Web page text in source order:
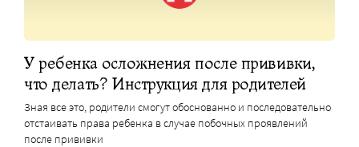
У ребенка осложнения после прививки,
что делать? Инструкция для родителей
Зная все это, родители смогут обоснованно и последовательно
отстаивать права ребенка в случае побочных проявлений
после прививки